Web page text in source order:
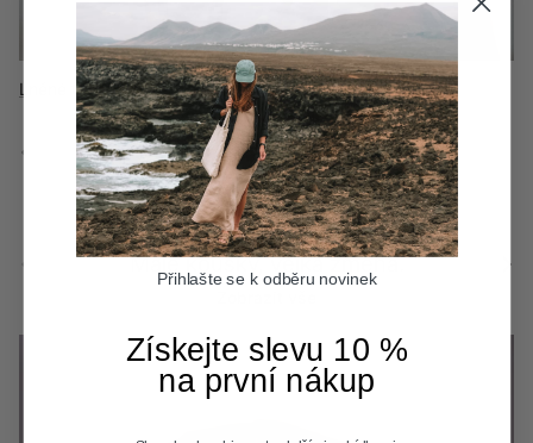
Lněné topy & trička
Vlněné oblečení
Flanelové košile
PředchozíDalší
Malé kousky, velká změna.
Přihlašte se k odběru novinek
Získejte slevu 10 %
na první nákup